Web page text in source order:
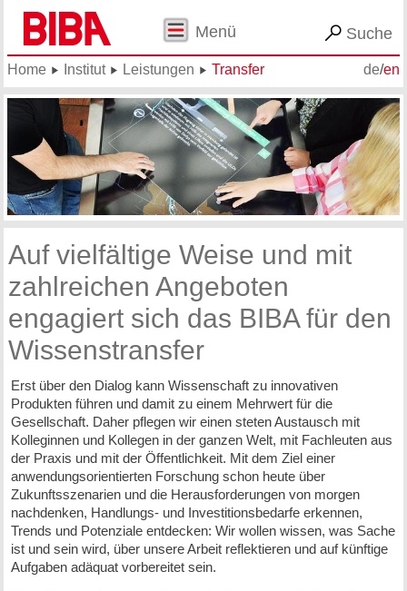
Menü Suche
de/en
Home Institut Leistungen Transfer
Auf vielfältige Weise und mit
zahlreichen Angeboten
engagiert sich das BIBA für den
Wissenstransfer
Erst über den Dialog kann Wissenschaft zu innovativen
Produkten führen und damit zu einem Mehrwert für die
Gesellschaft. Daher pflegen wir einen steten Austausch mit
Kolleginnen und Kollegen in der ganzen Welt, mit Fachleuten aus
der Praxis und mit der Öffentlichkeit. Mit dem Ziel einer
anwendungsorientierten Forschung schon heute über
Zukunftsszenarien und die Herausforderungen von morgen
nachdenken, Handlungs- und Investitionsbedarfe erkennen,
Trends und Potenziale entdecken: Wir wollen wissen, was Sache
ist und sein wird, über unsere Arbeit reflektieren und auf künftige
Aufgaben adäquat vorbereitet sein.